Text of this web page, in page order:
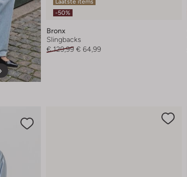
Laatste items
-50%
Bronx
Slingbacks
€ 129,99 € 64,99